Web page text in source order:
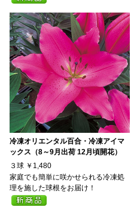
冷凍オリエンタル百合・冷凍アイマ
ックス（8～9月出荷 12月頃開花）
３球 ￥1,480
家庭でも簡単に咲かせられる冷凍処
理を施した球根をお届け！